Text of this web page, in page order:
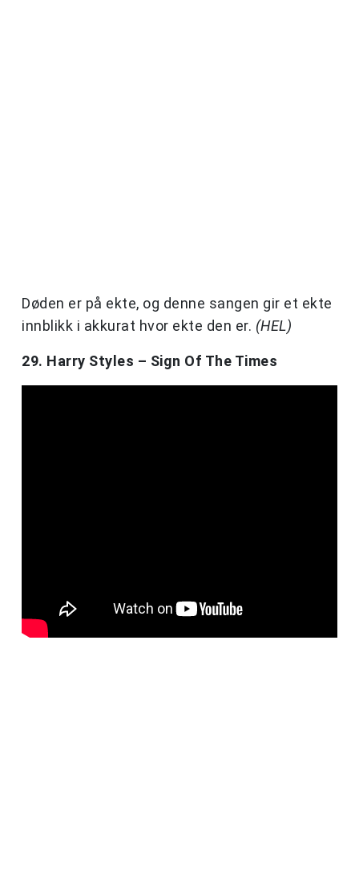
Døden er på ekte, og denne sangen gir et ekte
innblikk i akkurat hvor ekte den er. (HEL)
29. Harry Styles – Sign Of The Times